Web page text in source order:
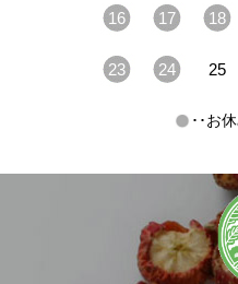
16 17 18
23 24 25
･･お